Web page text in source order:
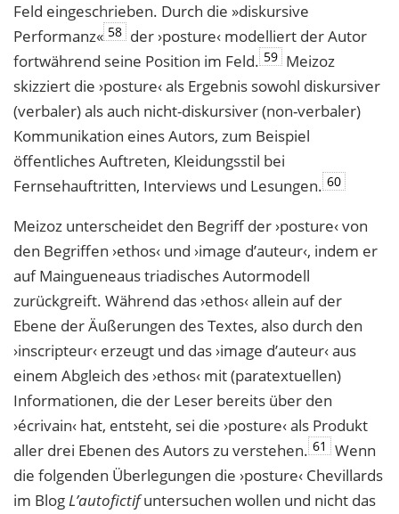
Feld eingeschrieben. Durch die »diskursive
Performanz« 58 der ›posture‹ modelliert der Autor
fortwährend seine Position im Feld. 59 Meizoz
skizziert die ›posture‹ als Ergebnis sowohl diskursiver
(verbaler) als auch nicht-diskursiver (non-verbaler)
Kommunikation eines Autors, zum Beispiel
öffentliches Auftreten, Kleidungsstil bei
Fernsehauftritten, Interviews und Lesungen. 60
Meizoz unterscheidet den Begriff der ›posture‹ von
den Begriffen ›ethos‹ und ›image d’auteur‹, indem er
auf Maingueneaus triadisches Autormodell
zurückgreift. Während das ›ethos‹ allein auf der
Ebene der Äußerungen des Textes, also durch den
›inscripteur‹ erzeugt und das ›image d’auteur‹ aus
einem Abgleich des ›ethos‹ mit (paratextuellen)
Informationen, die der Leser bereits über den
›écrivain‹ hat, entsteht, sei die ›posture‹ als Produkt
aller drei Ebenen des Autors zu verstehen. 61
Wenn
die folgenden Überlegungen die ›posture‹ Chevillards
im BlogL’autofictifuntersuchen wollen und nicht das